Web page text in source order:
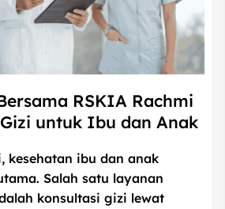
RSKIA Rachmi
untuk Ibu dan Anak
kesehatan ibu dan anak
Salah satu layanan
konsultasi gizi lewat